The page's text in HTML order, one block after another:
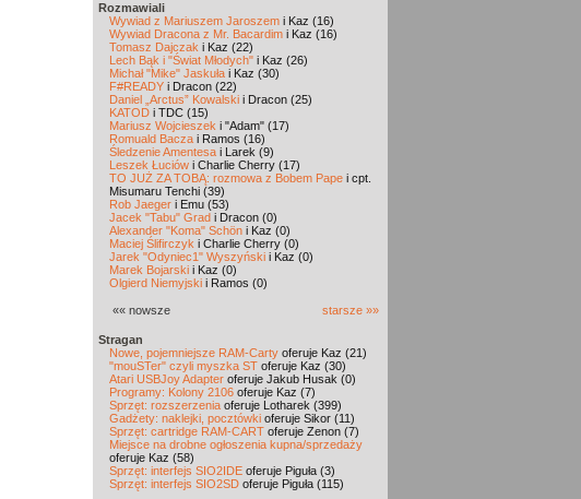
Rozmawiali
Wywiad z Mariuszem Jaroszem i Kaz (16)
Wywiad Dracona z Mr. Bacardim i Kaz (16)
Tomasz Dajczak i Kaz (22)
Lech Bąk i "Świat Młodych" i Kaz (26)
Michał "Mike" Jaskuła i Kaz (30)
F#READY i Dracon (22)
Daniel „Arctus” Kowalski i Dracon (25)
KATOD i TDC (15)
Mariusz Wojcieszek i "Adam" (17)
Romuald Bacza i Ramos (16)
Śledzenie Amentesa i Larek (9)
Leszek Łuciów i Charlie Cherry (17)
TO JUŻ ZA TOBĄ: rozmowa z Bobem Pape i cpt.
Misumaru Tenchi (39)
Rob Jaeger i Emu (53)
Jacek "Tabu" Grad i Dracon (0)
Alexander "Koma" Schön i Kaz (0)
Maciej Ślifirczyk i Charlie Cherry (0)
Jarek "Odyniec1" Wyszyński i Kaz (0)
Marek Bojarski i Kaz (0)
Olgierd Niemyjski i Ramos (0)
«« nowsze starsze »»
Stragan
Nowe, pojemniejsze RAM-Carty oferuje Kaz (21)
"mouSTer" czyli myszka ST oferuje Kaz (30)
Atari USBJoy Adapter oferuje Jakub Husak (0)
Programy: Kolony 2106 oferuje Kaz (7)
Sprzęt: rozszerzenia oferuje Lotharek (399)
Gadżety: naklejki, pocztówki oferuje Sikor (11)
Sprzęt: cartridge RAM-CART oferuje Zenon (7)
Miejsce na drobne ogłoszenia kupna/sprzedaży
oferuje Kaz (58)
Sprzęt: interfejs SIO2IDE oferuje Piguła (3)
Sprzęt: interfejs SIO2SD oferuje Piguła (115)